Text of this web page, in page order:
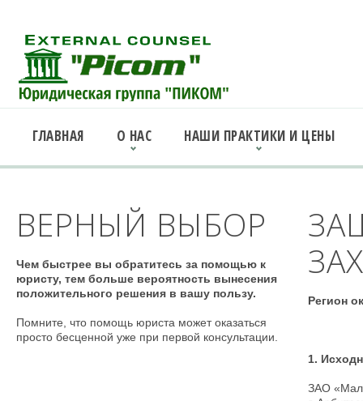
ГЛАВНАЯ О НАС НАШИ ПРАКТИКИ И ЦЕНЫ
ВЕРНЫЙ ВЫБОР
Чем быстрее вы обратитесь за помощью к
юристу, тем больше вероятность вынесения
положительного решения в вашу пользу.
Помните, что помощь юриста может оказаться
просто бесценной уже при первой консультации.
Регион
1.
ЗАО